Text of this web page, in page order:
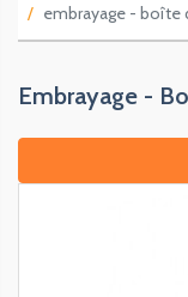
embrayage - boîte
Embrayage -